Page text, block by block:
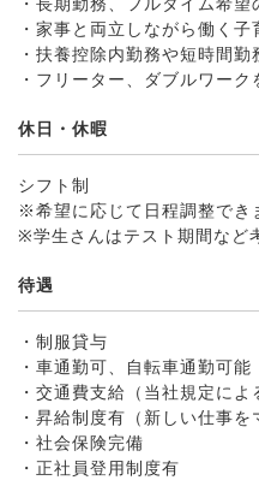
・家事と両立しながら働く
・扶養控除内勤務や短時間勤
・フリーター、ダブルワー
休日・休暇
シフト制
※希望に応じて日程調整でき
※学生さんはテスト期間など
待遇
・制服貸与
・車通勤可、自転車通勤可能
・交通費支給（当社規定によ
・昇給制度有（新しい仕事を
・社会保険完備
・正社員登用制度有